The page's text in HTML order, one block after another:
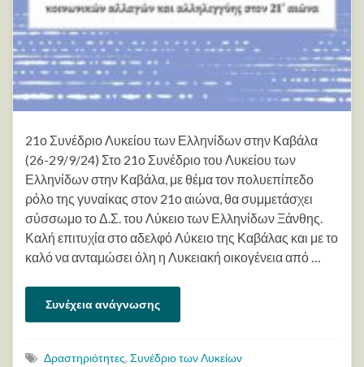
21ο Συνέδριο Λυκείου των Ελληνίδων στην Καβάλα
(26-29/9/24) Στο 21ο Συνέδριο του Λυκείου των
Ελληνίδων στην Καβάλα, με θέμα τον πολυεπίπεδο
ρόλο της γυναίκας στον 21ο αιώνα, θα συμμετάσχει
σύσσωμο το Δ.Σ. του Λύκειο των Ελληνίδων Ξάνθης.
Καλή επιτυχία στο αδελφό Λύκειο της Καβάλας και με το
καλό να ανταμώσει όλη η Λυκειακή οικογένεια από …
Συνέχεια ανάγνωσης
Δραστηριότητες, Συνέδριο των Λυκείων